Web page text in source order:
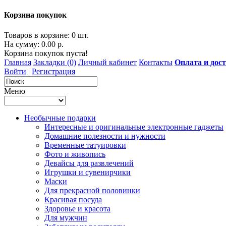
Корзина покупок
Товаров в корзине: 0 шт.
На сумму: 0.00 р.
Корзина покупок пуста!
Главная Закладки (0) Личный кабинет Контакты Оплата и
Войти | Регистрация
Меню
Необычные подарки
Интересные и оригинальные электронные гаджеты
Домашние полезности и нужности
Временные татуировки
Фото и живопись
Девайсы для развлечений
Игрушки и сувенирчики
Маски
Для прекрасной половинки
Красивая посуда
Здоровье и красота
Для мужчин